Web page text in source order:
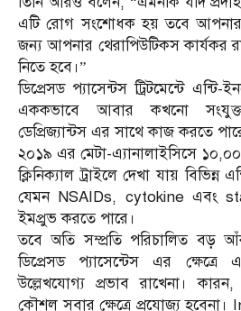
এটি রোগ সংশোধক হয় তবে আপনার
জন্য আপনার থেরাপিউটিকস কার্যকর
নিতে হবে।”
ডিপ্রেসড প্যাসেন্টস ট্রিটমেন্টে
এককভাবে আবার কখনো
ডেপ্রিজ্যান্টস এর সাথে কাজ করতে
২০১৯ এর মেটা-এ্যানালাইসিসে
ক্লিনিক্যাল ট্রাইলে দেখা যায় বিভিন্ন
যেমন NSAIDs, cytokine এবং
ইমপ্রুভ করতে পারে।
তবে অতি সম্প্রতি পরিচালিত বড়
ডিপ্রেসড প্যাসেন্টেস এর ক্ষেত্রে
উল্লেখযোগ্য প্রভাব রাখেনা। কারন,
কৌশল সবার ক্ষেত্রে প্রযোজ্য